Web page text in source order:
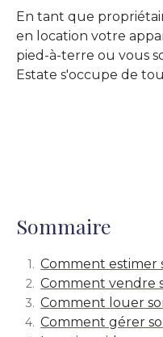
En tant que
en location votre
pied-à-terre ou vous
Estate s'occupe de
Sommaire
Comment estimer
Comment vendre
Comment louer
Comment gérer